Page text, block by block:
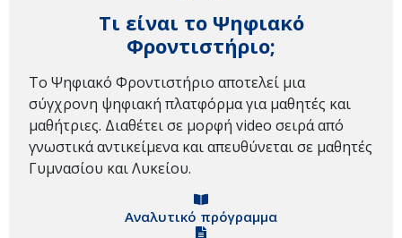
Τι είναι το Ψηφιακό
Φροντιστήριο;
Το Ψηφιακό Φροντιστήριο αποτελεί μια
σύγχρονη ψηφιακή πλατφόρμα για μαθητές και
μαθήτριες. Διαθέτει σε μορφή video σειρά από
γνωστικά αντικείμενα και απευθύνεται σε μαθητές
Γυμνασίου και Λυκείου.
Αναλυτικό πρόγραμμα